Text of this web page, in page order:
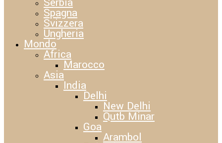
Spagna
Svizzera
Ungheria
Mondo
Africa
Marocco
Asia
India
Delhi
New Delhi
Qutb Minar
Goa
Arambol